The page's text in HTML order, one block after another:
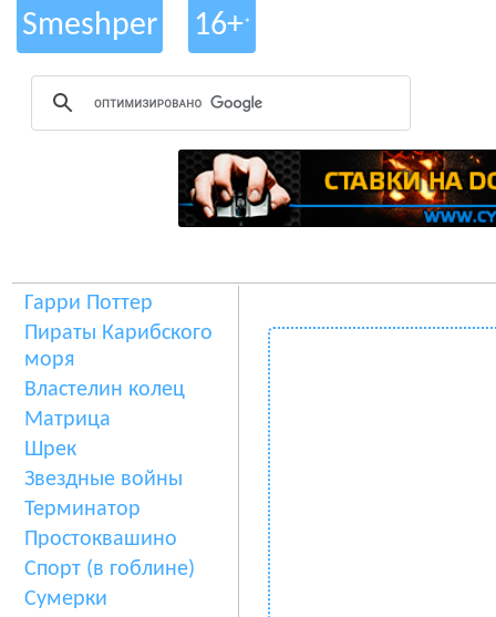
16+*
Smeshper
Гарри Поттер
Пираты Карибского
моря
Властелин колец
Матрица
Шрек
Звездные войны
Терминатор
Простоквашино
Спорт (в гоблине)
Сумерки